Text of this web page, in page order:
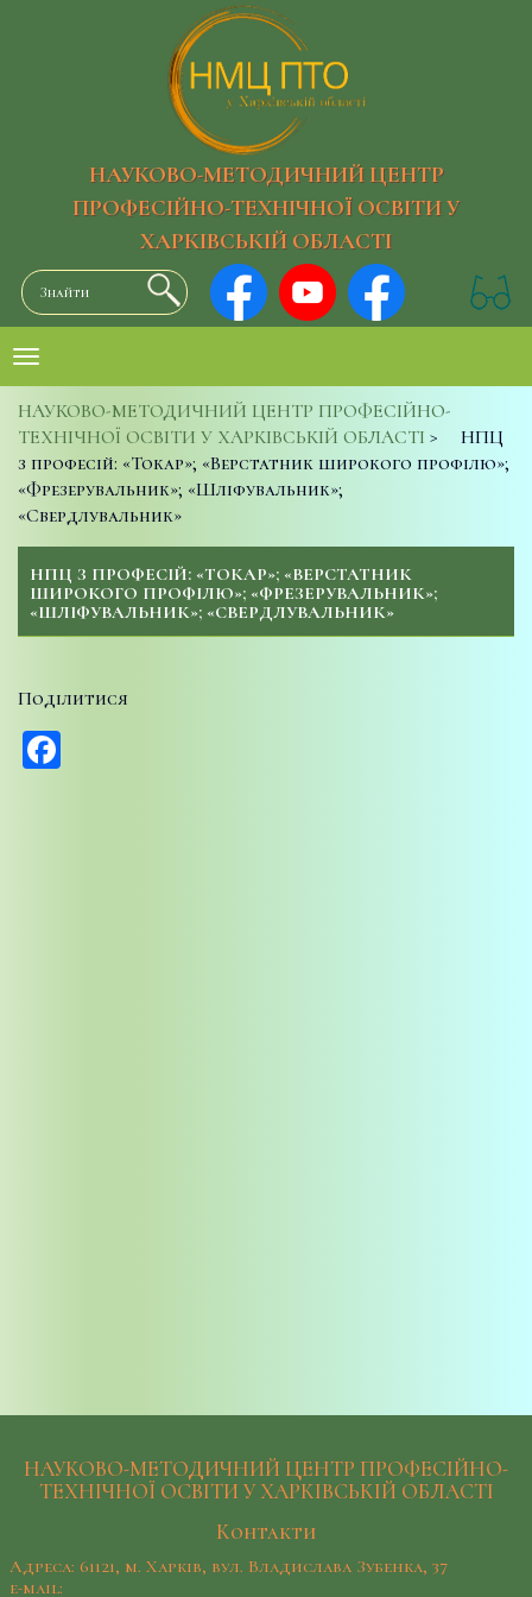
НАУКОВО-МЕТОДИЧНИЙ ЦЕНТР
ПРОФЕСІЙНО-ТЕХНІЧНОЇ ОСВІТИ У
ХАРКІВСЬКІЙ ОБЛАСТІ
НАУКОВО-МЕТОДИЧНИЙ ЦЕНТР ПРОФЕСІЙНО-
ТЕХНІЧНОЇ ОСВІТИ У ХАРКІВСЬКІЙ ОБЛАСТІ >
НПЦ
з професій: «Токар»; «Верстатник широкого профілю»;
«Фрезерувальник»; «Шліфувальник»;
«Свердлувальник»
НПЦ З ПРОФЕСІЙ: «ТОКАР»; «ВЕРСТАТНИК
ШИРОКОГО ПРОФІЛЮ»; «ФРЕЗЕРУВАЛЬНИК»;
«ШЛІФУВАЛЬНИК»; «СВЕРДЛУВАЛЬНИК»
Поділитися
НАУКОВО-МЕТОДИЧНИЙ ЦЕНТР ПРОФЕСІЙНО-
ТЕХНІЧНОЇ ОСВІТИ У ХАРКІВСЬКІЙ ОБЛАСТІ
Контакти
Адреса: 61121, м. Харків, вул. Владислава Зубенка, 37
e-mail: